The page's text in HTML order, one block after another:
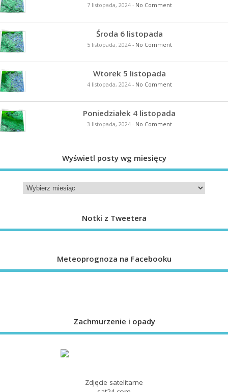
7 listopada, 2024- No Comment
Środa 6 listopada
5 listopada, 2024- No Comment
Wtorek 5 listopada
4 listopada, 2024- No Comment
Poniedziałek 4 listopada
3 listopada, 2024- No Comment
Wyświetl posty wg miesięcy
Notki z Tweetera
Meteoprognoza na Facebooku
Zachmurzenie i opady
Zdjęcie satelitarne